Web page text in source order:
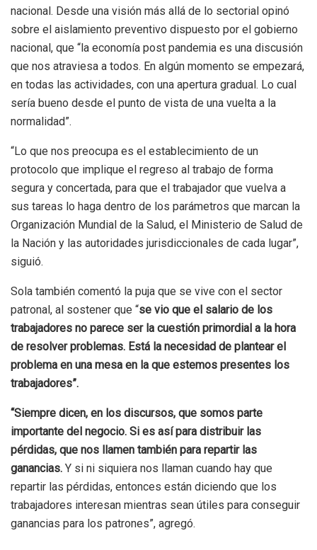
nacional. Desde una visión más allá de lo sectorial opinó
sobre el aislamiento preventivo dispuesto por el gobierno
nacional, que “la economía post pandemia es una discusión
que nos atraviesa a todos. En algún momento se empezará,
en todas las actividades, con una apertura gradual. Lo cual
sería bueno desde el punto de vista de una vuelta a la
normalidad”.
“Lo que nos preocupa es el establecimiento de un
protocolo que implique el regreso al trabajo de forma
segura y concertada, para que el trabajador que vuelva a
sus tareas lo haga dentro de los parámetros que marcan la
Organización Mundial de la Salud, el Ministerio de Salud de
la Nación y las autoridades jurisdiccionales de cada lugar”,
siguió.
Sola también comentó la puja que se vive con el sector
patronal, al sostener que “se vio que el salario de los
trabajadores no parece ser la cuestión primordial a la hora
de resolver problemas. Está la necesidad de plantear el
problema en una mesa en la que estemos presentes los
trabajadores”.
“Siempre dicen, en los discursos, que somos parte
importante del negocio. Si es así para distribuir las
pérdidas, que nos llamen también para repartir las
ganancias. Y si ni siquiera nos llaman cuando hay que
repartir las pérdidas, entonces están diciendo que los
trabajadores interesan mientras sean útiles para conseguir
ganancias para los patrones”, agregó.